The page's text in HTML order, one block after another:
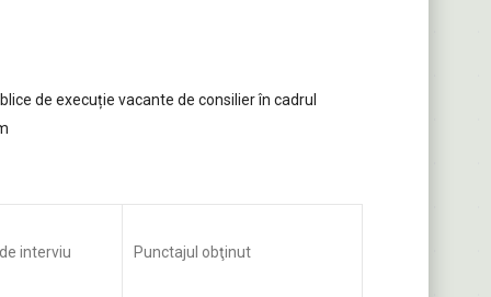
de execuție vacante de consilier în cadrul
interviu Punctajul obţinut